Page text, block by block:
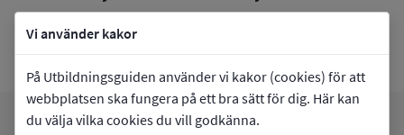
Vi använder kakor
På Utbildningsguiden använder vi kakor (cookies) för att
webbplatsen ska fungera på ett bra sätt för dig. Här kan
du välja vilka cookies du vill godkänna.
book_5 Inriktning som finns tillgänglig
Programmet saknar inriktningar.
Gå tillPraktiska Gymnasiet Malmö City